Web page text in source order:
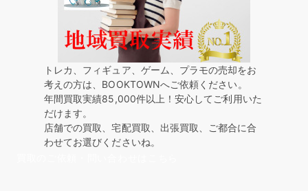
トレカ、フィギュア、ゲーム、プラモの売却をお
考えの方は、BOOKTOWNへご依頼ください。
年間買取実績85,000件以上！安心してご利用いた
だけます。
店舗での買取、宅配買取、出張買取、ご都合に合
わせてお選びくださいね。